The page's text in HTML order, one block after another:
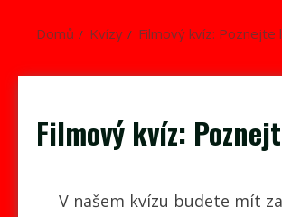
Domů Kvízy Filmový kvíz:
Filmový kvíz:
V našem kvízu budete mít